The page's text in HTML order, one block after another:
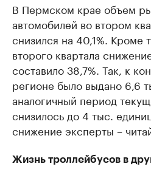
В Пермском крае объем
автомобилей во втором
снизился на 40,1%. Кроме
второго квартала
составило 38,7%. Так, к
регионе было выдано 6,6
аналогичный период
снизилось до 4 тыс.
снижение эксперты –
Жизнь троллейбусов в